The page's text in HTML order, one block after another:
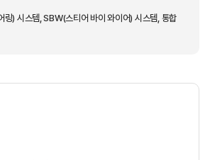
링) 시스템, SBW(스티어 바이 와이어) 시스템, 통합